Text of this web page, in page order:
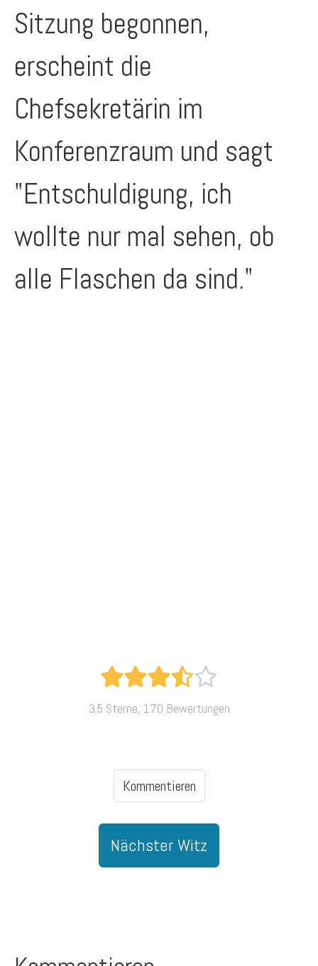
Sitzung begonnen,
erscheint die
Chefsekretärin im
Konferenzraum und sagt
"Entschuldigung, ich
wollte nur mal sehen, ob
alle Flaschen da sind."
3.5 Sterne, 170 Bewertungen
Kommentieren
Nächster Witz